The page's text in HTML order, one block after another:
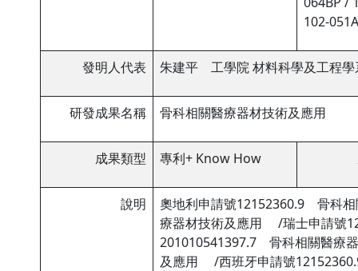
102-
發明人代表 朱建平 工學院 材料科學及工程學
研發成果名稱 骨科相關醫療器材技術及應用
成果類型 專利+ Know How
說明
奧地利申請號12152360.9 骨科
療器材技術及應用 /瑞士申請號
201010541397.7 骨科相關醫療
及應用 /西班牙申請號